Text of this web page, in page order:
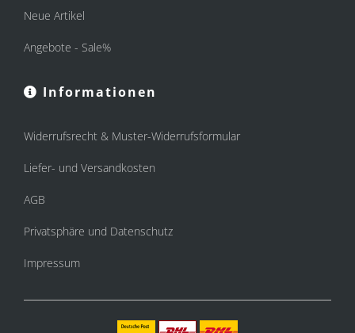
Neue Artikel
Angebote - Sale%
Informationen
Widerrufsrecht & Muster-Widerrufsformular
Liefer- und Versandkosten
AGB
Privatsphäre und Datenschutz
Impressum